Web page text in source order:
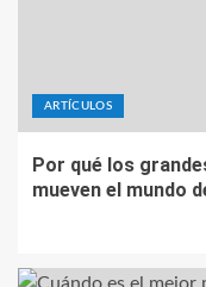
ARTÍCULOS
Por qué los
mueven el mundo